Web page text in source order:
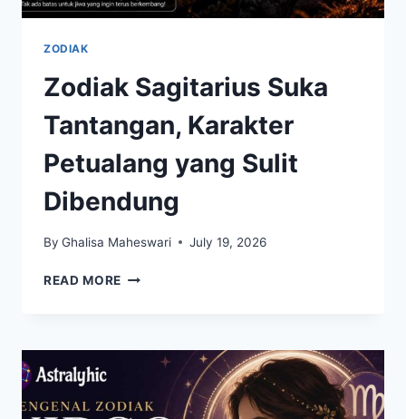
ZODIAK
Zodiak Sagitarius Suka
Tantangan, Karakter
Petualang yang Sulit
Dibendung
By Ghalisa Maheswari July 19, 2026
READ MORE ZODIAK
KARAKTER
PETUALANG
SULIT